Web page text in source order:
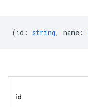
(id : string, name :
id